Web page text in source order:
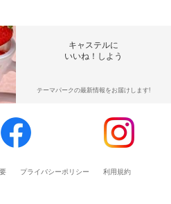
キャステルに
いいね！しよう
テーマパークの最新情報をお届けします!
プライバシーポリシー 利用規約